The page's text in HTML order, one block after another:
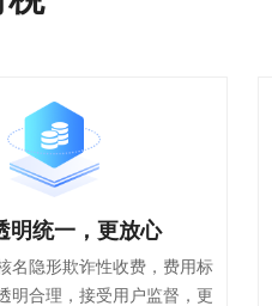
明统一，更放心
名隐形欺诈性收费，费用标
明合理，接受用户监督，更